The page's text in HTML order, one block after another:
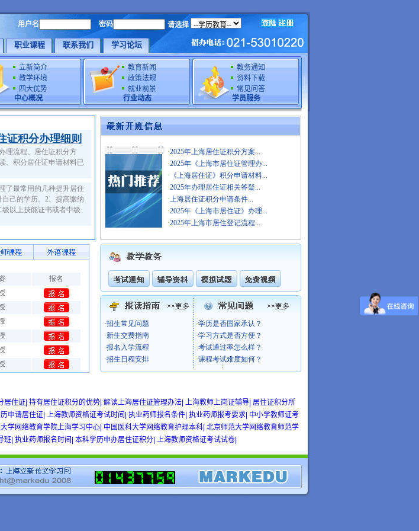
用户名 密码 请选择
职业课程 联系我们 学习论坛
立新简介
教学环境
四大优势
中心概况
教育新闻
政策法规
就业前景
行业动态
教务通知
资料下载
常见问答
学员服务
居住证| 持有居住证积分的优势| 解读上海居住证管理办法| 上海教师上岗证辅导| 居住证积分所
申请居住证| 上海教师资格证考试时间| 执业药师报名条件| 执业药师报考要求| 中小学教师证考
学网络教育学院上海学习中心| 中国医科大学网络教育护理本科| 北京师范大学网络教育师范学
班| 执业药师报名时间| 本科学历申办居住证积分| 上海教师资格证考试试卷|